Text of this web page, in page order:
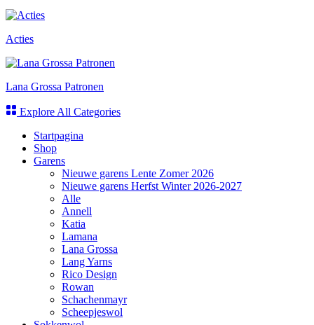
Acties
Lana Grossa Patronen
Explore All Categories
Startpagina
Shop
Garens
Nieuwe garens Lente Zomer 2026
Nieuwe garens Herfst Winter 2026-2027
Alle
Annell
Katia
Lamana
Lana Grossa
Lang Yarns
Rico Design
Rowan
Schachenmayr
Scheepjeswol